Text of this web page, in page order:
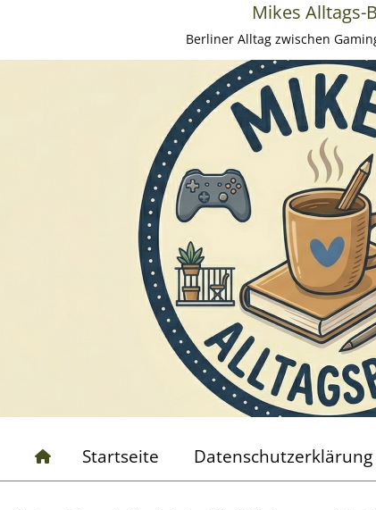
Mikes Alltags-
Berliner Alltag zwischen
Startseite Datenschutzerklärung